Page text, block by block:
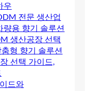
우
전문 생산업
량용 향기 솔루션
생산공장 선택
형 향기 솔루션
선택 가이드,
드와